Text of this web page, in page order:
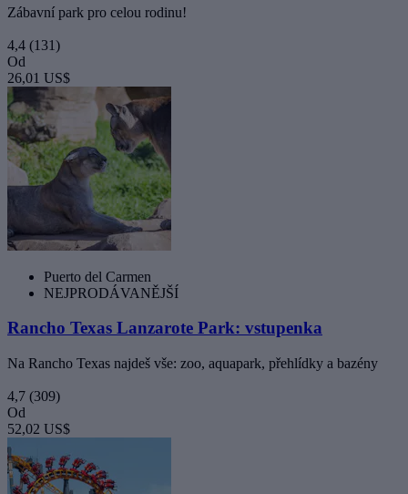
Zábavní park pro celou rodinu!
4,4 (131)
Od
26,01 US$
Puerto del Carmen
NEJPRODÁVANĚJŠÍ
Rancho Texas Lanzarote Park: vstupenka
Na Rancho Texas najdeš vše: zoo, aquapark, přehlídky a bazény
4,7 (309)
Od
52,02 US$